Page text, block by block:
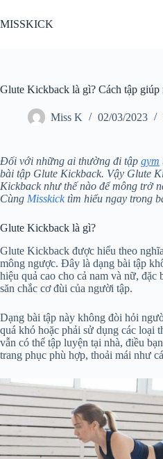
đến
phần
MISSKICK
Glute Kickback là gì? Cách tập giúp
Miss K 02/03/2023
Đối với những ai thường đi tập gym
bài tập Glute Kickback. Vậy Glute
Kickback như thế nào để mông trở
Cùng Misskicktìm hiểu ngay trong
Glute Kickback là gì?
Glute Kickback được hiểu theo
mông ngược. Đây là dạng bài tập
hiệu quả cao cho cả nam và nữ, đặc
săn chắc cơ đùi của người tập.
Dạng bài tập này không đòi hỏi
quá khó hoặc phải sử dụng các loại
vẫn có thể tập luyện tại nhà, điều
trang phục phù hợp, thoải mái như